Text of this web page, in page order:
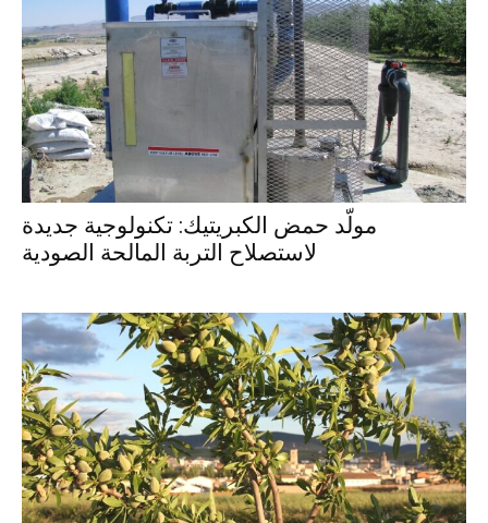
مولّد حمض الكبريتيك: تكنولوجية جديدة
لاستصلاح التربة المالحة الصودية